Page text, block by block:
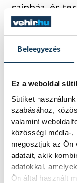
Beleegyezés
Ez a weboldal
Sütiket
szabásához,
valamint
közösségi média-,
megosztjuk az Ön
adatait, akik
adatokkal,
Ön által használt
színház, és
tantárgyakon
jóvoltából
filmek
részletes
a vetítési
jelentkezés